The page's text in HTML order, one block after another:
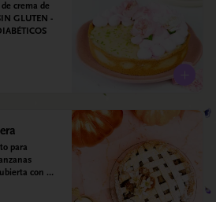
crema de
GLUTEN -
para
con